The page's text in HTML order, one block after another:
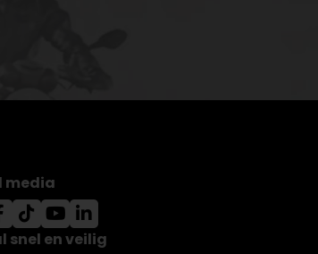
media
snel en veilig